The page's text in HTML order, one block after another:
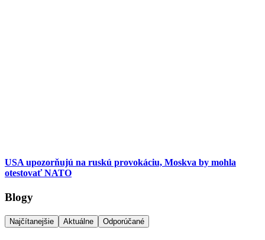
USA upozorňujú na ruskú provokáciu, Moskva by mohla
otestovať NATO
Blogy
Najčítanejšie Aktuálne Odporúčané